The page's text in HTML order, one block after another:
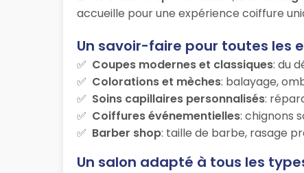
accueille pour une expérience coiffure
Un savoir-faire pour toutes les
Coupes modernes et classiques: du
Colorations et mèches: balayage,
Soins capillaires personnalisés:
Coiffures événementielles: chignons
Barber shop: taille de barbe, rasage
Un salon adapté à tous les